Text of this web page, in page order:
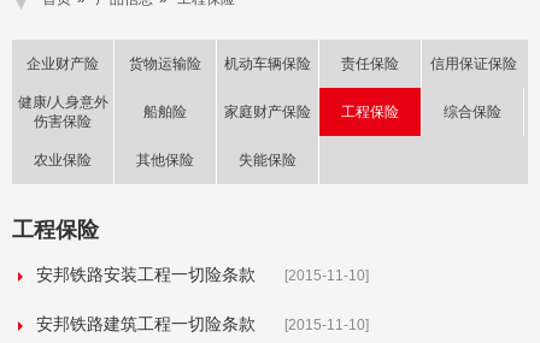
企业财产险 货物运输险 机动车辆保险 责任保险 信用保证保险
健康/人身意外
伤害保险
船舶险 家庭财产保险 工程保险 综合保险
农业保险 其他保险 失能保险
工程保险
安邦铁路安装工程一切险条款 [2015-11-10]
安邦铁路建筑工程一切险条款 [2015-11-10]